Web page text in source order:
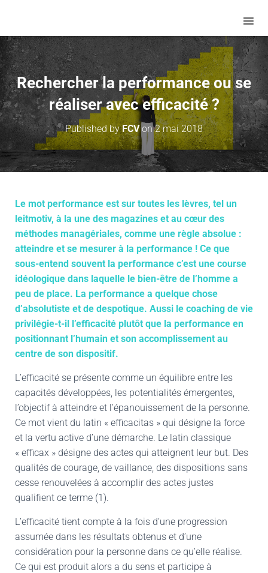
Rechercher la performance ou se
réaliser avec efficacité ?
Published byFCVon2 mai 2018
Le mot performance est sur toutes les lèvres, tel un
leitmotiv, à la une des magazines et au cœur des
méthodes managériales, comme une règle absolue :
atteindre et se mesurer à la performance ! Ce que
sous-entend souvent la performance c’est une course
idéologique dans laquelle le bien-être de l’homme a
peu de place. La performance a quelque chose
d’absolutiste et de despotique. Aussi le coaching de vie
privilégie-t-il l’efficacité plutôt que la performance en
positionnant l’humain et son accomplissement au
centre de son dispositif.
L’efficacité se présente comme un équilibre entre les
capacités développées, les potentialités émergentes,
l’objectif à atteindre et l’épanouissement de la personne.
Ce mot vient du latin « efficacitas » qui désigne la force
et la vertu active d’une démarche. Le latin classique
« efficax » désigne des actes qui atteignent leur but. Des
qualités de courage, de vaillance, des dispositions sans
cesse renouvelées à accomplir des actes justes
qualifient ce terme (1).
L’efficacité tient compte à la fois d’une progression
assumée dans les résultats obtenus et d’une
considération pour la personne dans ce qu’elle réalise.
Ce qui est produit alors a du sens et participe à